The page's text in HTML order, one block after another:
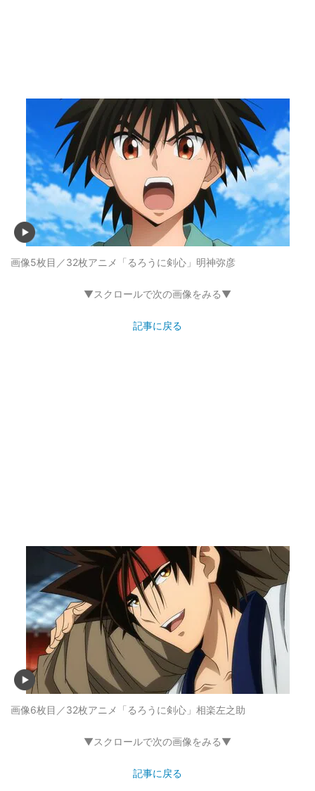
画像5枚目／32枚アニメ「るろうに剣心」明神弥彦
▼スクロールで次の画像をみる▼
記事に戻る
画像6枚目／32枚アニメ「るろうに剣心」相楽左之助
▼スクロールで次の画像をみる▼
記事に戻る